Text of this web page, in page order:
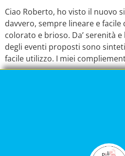
Ciao Roberto, ho visto il nuovo
davvero, sempre lineare e facile
colorato e brioso. Da’ serenità
degli eventi proposti sono
facile utilizzo. I miei